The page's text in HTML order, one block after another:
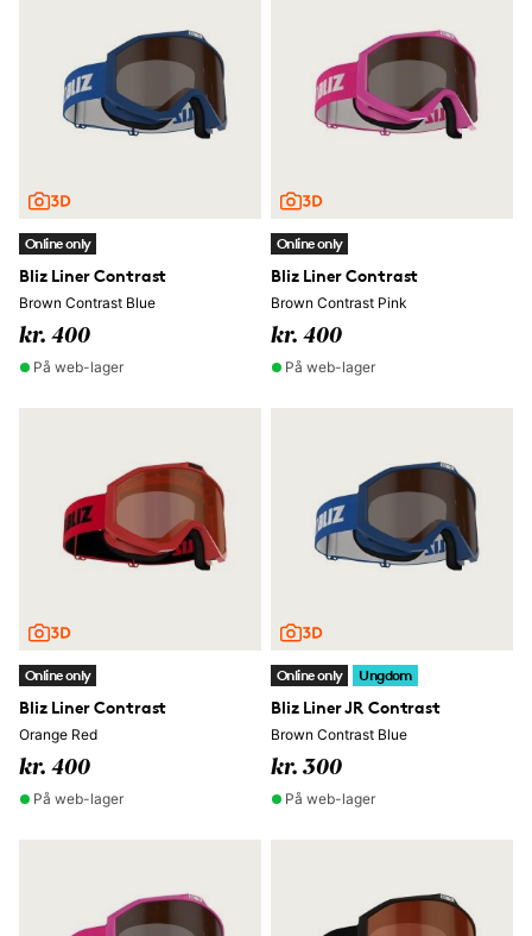
Online only
Bliz Liner Contrast
Brown Contrast Blue
kr. 400
På web-lager
Online only
Bliz Liner Contrast
Brown Contrast Pink
kr. 400
På web-lager
Online only
Bliz Liner Contrast
Orange Red
kr. 400
På web-lager
Online only Ungdom
Bliz Liner JR Contrast
Brown Contrast Blue
kr. 300
På web-lager